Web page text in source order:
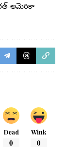
అమెరికా
Dead
0
Wink
0